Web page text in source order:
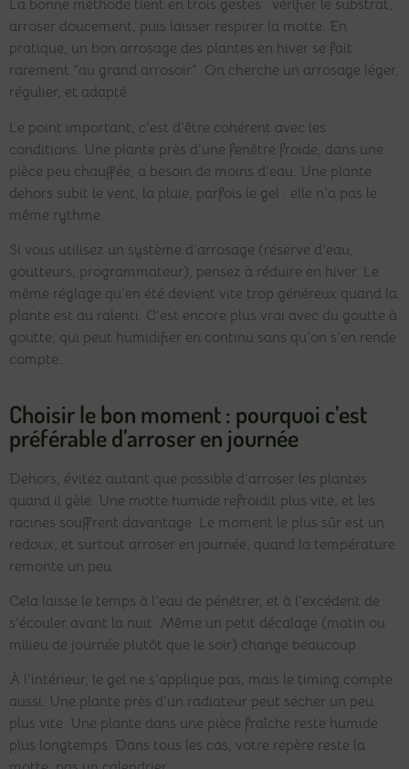
La bonne méthode tient en trois gestes : vérifier le substrat,
arroser doucement, puis laisser respirer la motte. En
pratique, un bon arrosage des plantes en hiver se fait
rarement “au grand arrosoir”. On cherche un arrosage léger,
régulier, et adapté.
Le point important, c’est d’être cohérent avec les
conditions. Une plante près d’une fenêtre froide, dans une
pièce peu chauffée, a besoin de moins d’eau. Une plante
dehors subit le vent, la pluie, parfois le gel : elle n’a pas le
même rythme.
Si vous utilisez un système d’arrosage (réserve d’eau,
goutteurs, programmateur), pensez à réduire en hiver. Le
même réglage qu’en été devient vite trop généreux quand la
plante est au ralenti. C’est encore plus vrai avec du goutte à
goutte, qui peut humidifier en continu sans qu’on s’en rende
compte.
Choisir le bon moment : pourquoi c’est
préférable d’arroser en journée
Dehors, évitez autant que possible d’arroser les plantes
quand il gèle. Une motte humide refroidit plus vite, et les
racines souffrent davantage. Le moment le plus sûr est un
redoux, et surtout arroser en journée, quand la température
remonte un peu.
Cela laisse le temps à l’eau de pénétrer, et à l’excédent de
s’écouler avant la nuit. Même un petit décalage (matin ou
milieu de journée plutôt que le soir) change beaucoup.
À l’intérieur, le gel ne s’applique pas, mais le timing compte
aussi. Une plante près d’un radiateur peut sécher un peu
plus vite. Une plante dans une pièce fraîche reste humide
plus longtemps. Dans tous les cas, votre repère reste la